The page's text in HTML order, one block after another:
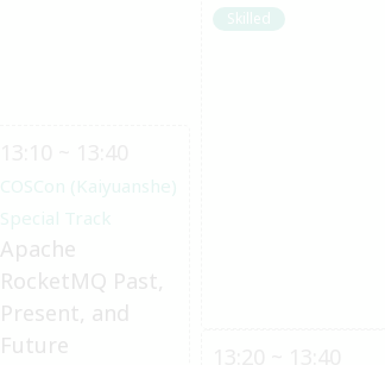
Skilled
COSCon (Kaiyuanshe)
Special Track
Apache
RocketMQ Past,
Present, and
Future